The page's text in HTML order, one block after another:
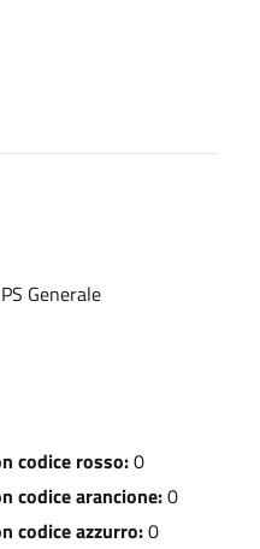
Generale
codice rosso:0
codice arancione:0
codice azzurro:0